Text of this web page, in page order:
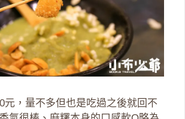
元，量不多但也是吃過之後就回不